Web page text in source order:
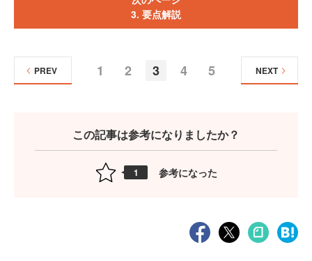
3. 要点解説
1 2 3 4 5
PREV NEXT
この記事は参考になりましたか？
1 参考になった